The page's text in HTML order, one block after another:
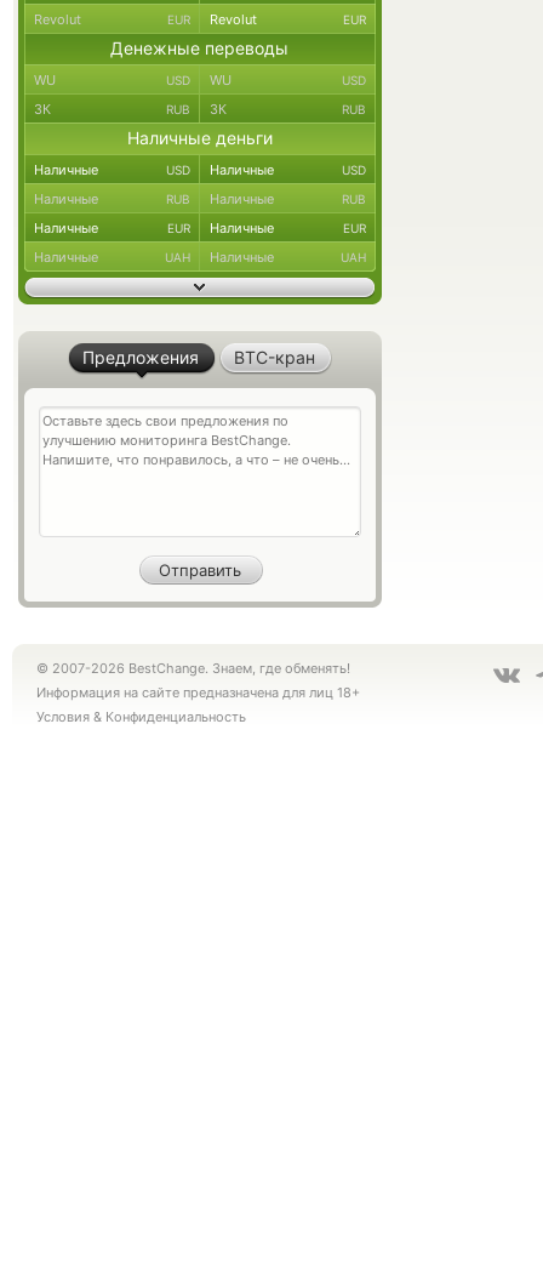
Revolut EUR Revolut EUR
Денежные переводы
WU USD WU USD
ЗК RUB ЗК RUB
Наличные деньги
Наличные USD Наличные USD
Наличные RUB Наличные RUB
Наличные EUR Наличные EUR
Наличные UAH Наличные UAH
Предложения BTC-кран
© 2007-2026 BestChange. Знаем, где обменять!
Информация на сайте предназначена для лиц 18+
Условия & Конфиденциальность